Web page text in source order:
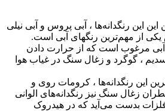
این این رنگدانه‌ها ، آبی پروس و آبی نیلی
از مهم‌ترین رنگهای آبی است.
آبی مرغوب است که از حرارت دادن
، گوگرد و زغال سنگ در غیاب هوا
این رنگدانه‌ها ، کرومات روی و
زغال سنگ نیز رنگدانه‌های الوانی
بدست می‌آید که در هیدروک